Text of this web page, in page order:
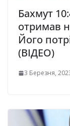
Бахмут
отримав
Його
(ВІДЕО)
3 Березня,